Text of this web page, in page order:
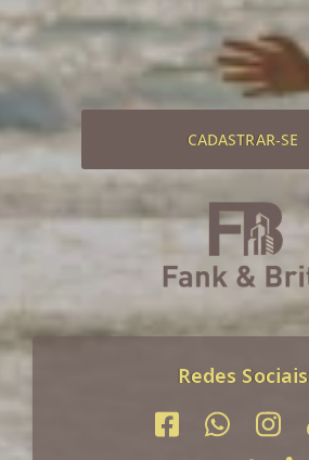
CADASTRAR-SE
Redes Sociais